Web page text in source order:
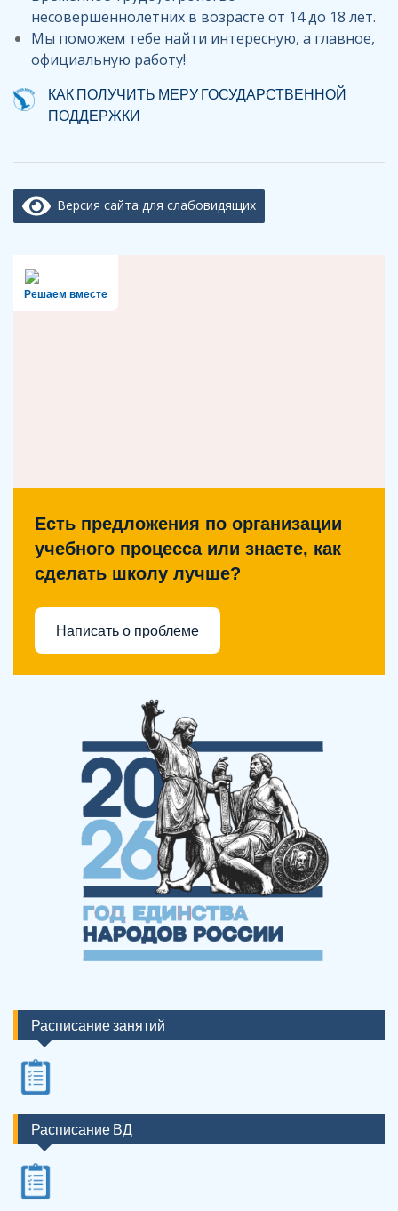
несовершеннолетних в возрасте от 14 до 18 лет.
Мы поможем тебе найти интересную, а главное,
официальную работу!
КАК ПОЛУЧИТЬ МЕРУ ГОСУДАРСТВЕННОЙ
ПОДДЕРЖКИ
Версия сайта для слабовидящих
Решаем вместе
Есть предложения по организации
учебного процесса или знаете, как
сделать школу лучше?
Написать о проблеме
Расписание занятий
Расписание ВД